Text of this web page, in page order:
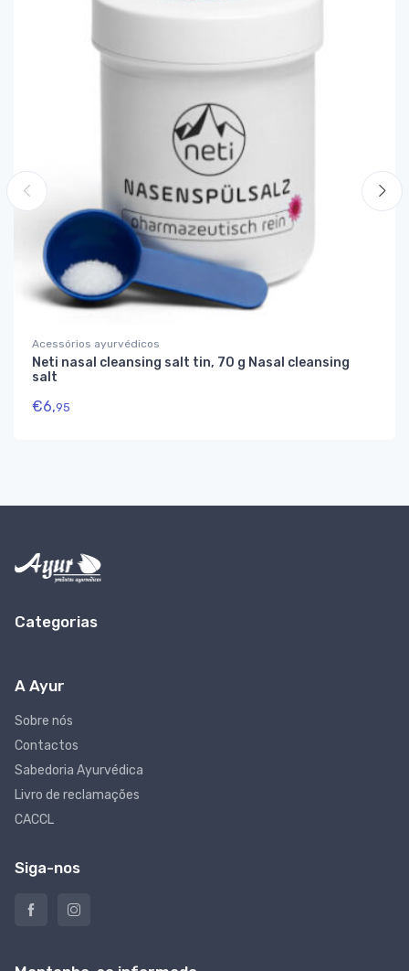
Acessórios ayurvédicos
Neti nasal cleansing salt tin, 70 g Nasal cleansing
salt
€6,95
Categorias
A Ayur
Sobre nós
Contactos
Sabedoria Ayurvédica
Livro de reclamações
CACCL
Siga-nos